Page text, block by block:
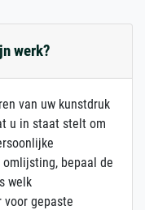
werk?
van uw kunstdruk
u in staat stelt om
bepaal de
welk
gepaste